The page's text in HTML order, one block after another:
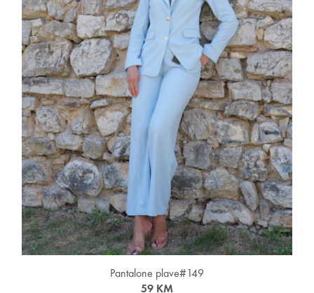
Pantalone plave#149
59 KM